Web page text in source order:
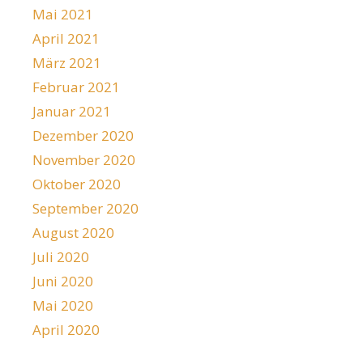
Mai 2021
April 2021
März 2021
Februar 2021
Januar 2021
Dezember 2020
November 2020
Oktober 2020
September 2020
August 2020
Juli 2020
Juni 2020
Mai 2020
April 2020